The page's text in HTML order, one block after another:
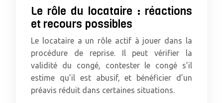
Le rôle du locataire : réactions
et recours possibles
Le locataire a un rôle actif à jouer dans la
procédure de reprise. Il peut vérifier la
validité du congé, contester le congé s’il
estime qu’il est abusif, et bénéficier d’un
préavis réduit dans certaines situations.